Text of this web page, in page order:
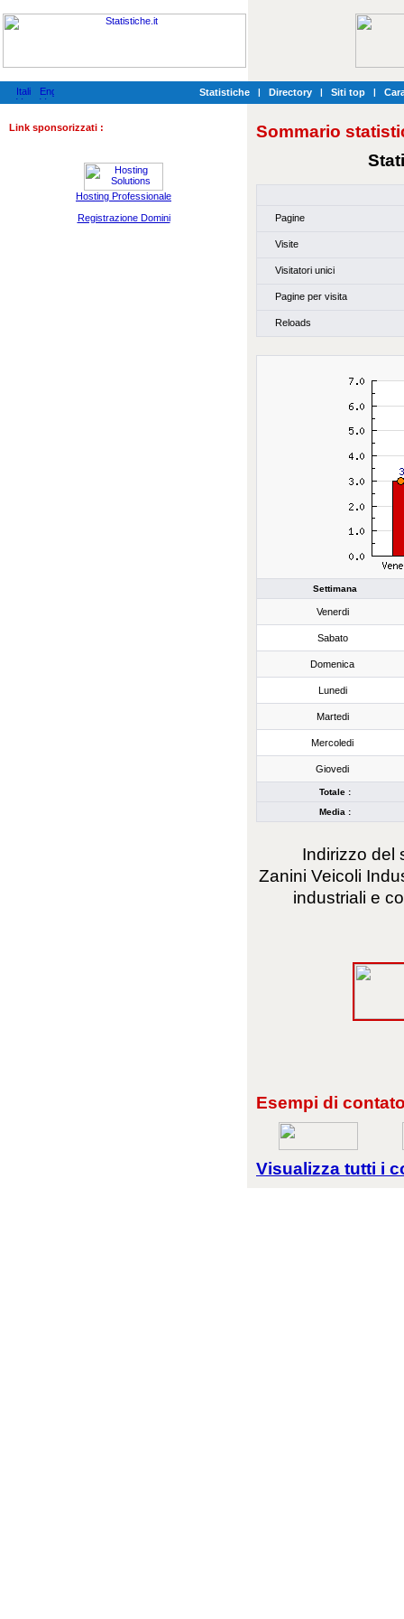
Statistiche | Directory | Siti top |
Link sponsorizzati :
Hosting Professionale
Registrazione Domini
Sommario
Pagine
Visite
Visitatori unici
Pagine per visita
Reloads
Settimana
Venerdi
Sabato
Domenica
Lunedi
Martedi
Mercoledi
Giovedi
Totale :
Media :
Indirizzo del
Zanini Veicoli
industriali e
Esempi di
Visualizza tutti i